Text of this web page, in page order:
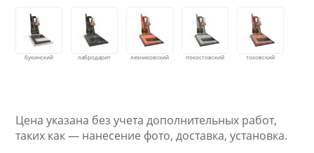
68000 грн
Цена указана без учета дополнительных работ,
таких как — нанесение фото, доставка, установка.